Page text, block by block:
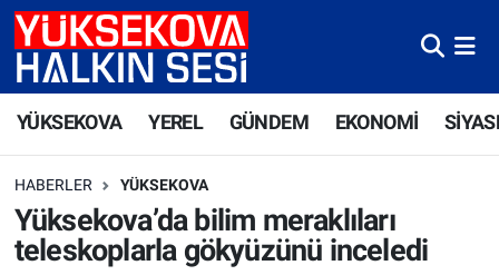
YÜKSEKOVA YEREL GÜNDEM EKONOMİ
HABERLER YÜKSEKOVA
Yüksekova’da bilim meraklıları
teleskoplarla gökyüzünü inceledi
Yüksekova Nöbetçi Eczaneler
Yüksekova Trafik Yoğunluk Haritası
Süper Lig Puan Durumu ve Fikstür